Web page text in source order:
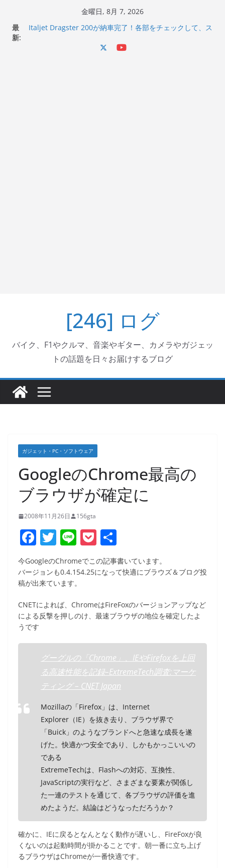
金曜日, 8月 7, 2026
最
新:
Italjet Dragster 200が納車完了！各部をチェックして、ス
[246] ログ
バイク、F1やクルマ、音楽やギター、カメラやガジェッ
トの話題を日々お届けするブログ
ガジェット・PC・ソフトウェア
GoogleのChrome最高の
ブラウザが確定に
2008年11月26日 156gta
F
a
c
e
b
o
k
T
w
itt
er
Li
n
e
P
o
ck
有
今GoogleのChromeでこの記事書いています。
バージョンも0.4.154.25になって快適にブラウズ＆ブログ投
稿が出来ています。
CNETによれば、ChromeはFireFoxのバージョンアップなど
による反撃を押しのけ、最速ブラウザの地位を確定したよ
うです
グーグルの「Chrome」、IEやFirefoxを上回
る高速性能を記録–ExtremeTech調査:マーケ
ティング – CNET Japan
Mozillaの「Firefox」は、Internet
Explorer（IE）を抜き去り、ブラウザ界で
「Buick」のようなブランドへと急速な成長を遂
げた。快適かつ安全であり、しかもかっこいいの
である
ExtremeTechは、Flashへの対応、互換性、
JavaScriptの実行など、さまざまな要素が関係し
た一連のテストを通じて、各ブラウザの評価を進
めたようだ。結論はどうなっただろうか？
確かに、IEに戻るとなんとなく動作が遅いし、FireFoxが良
くないのは起動時間が掛かることです。朝一番に立ち上げ
るブラウザはChromeが一番快適です。